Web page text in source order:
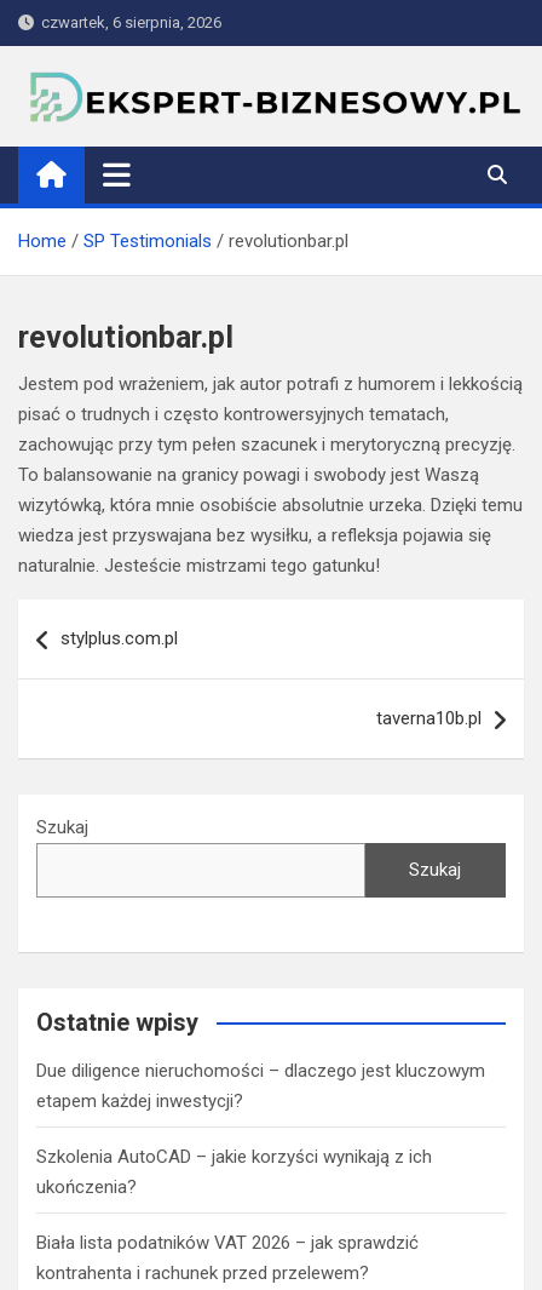
Skip
to
content
czwartek, 6 sierpnia, 2026
ekspert-biznesowy.pl
Home SP Testimonials revolutionbar.pl
revolutionbar.pl
Jestem pod wrażeniem, jak autor potrafi z humorem i lekkością
pisać o trudnych i często kontrowersyjnych tematach,
zachowując przy tym pełen szacunek i merytoryczną precyzję.
To balansowanie na granicy powagi i swobody jest Waszą
wizytówką, która mnie osobiście absolutnie urzeka. Dzięki temu
wiedza jest przyswajana bez wysiłku, a refleksja pojawia się
naturalnie. Jesteście mistrzami tego gatunku!
wpisu
stylplus.com.pl
taverna10b.pl
Szukaj
Szukaj
Ostatnie wpisy
Due diligence nieruchomości – dlaczego jest kluczowym
etapem każdej inwestycji?
Szkolenia AutoCAD – jakie korzyści wynikają z ich
ukończenia?
Biała lista podatników VAT 2026 – jak sprawdzić
kontrahenta i rachunek przed przelewem?